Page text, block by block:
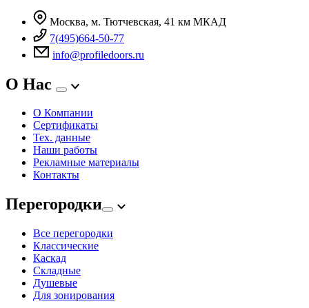
Москва, м. Тютчевская, 41 км МКАД
7(495)664-50-77
info@profiledoors.ru
О Нас
О Компании
Сертификаты
Тех. данные
Наши работы
Рекламные материалы
Контакты
Перегородки
Все перегородки
Классические
Каскад
Складные
Душевые
Для зонирования